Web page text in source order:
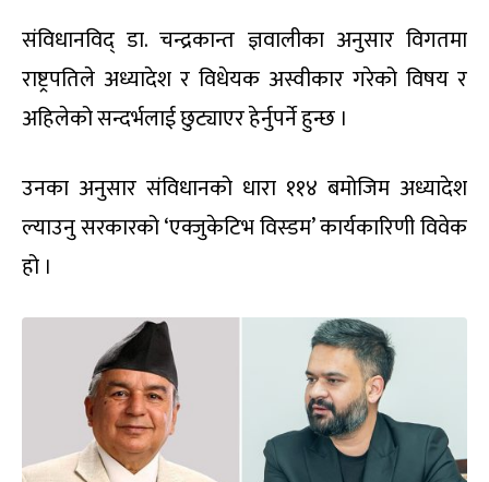
संविधानविद् डा. चन्द्रकान्त ज्ञवालीका अनुसार विगतमा
राष्ट्रपतिले अध्यादेश र विधेयक अस्वीकार गरेको विषय र
अहिलेको सन्दर्भलाई छुट्याएर हेर्नुपर्ने हुन्छ ।
उनका अनुसार संविधानको धारा ११४ बमोजिम अध्यादेश
ल्याउनु सरकारको ‘एक्जुकेटिभ विस्डम’ कार्यकारिणी विवेक
हो ।